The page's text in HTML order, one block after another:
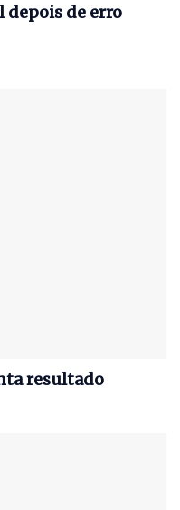
de erro
resultado